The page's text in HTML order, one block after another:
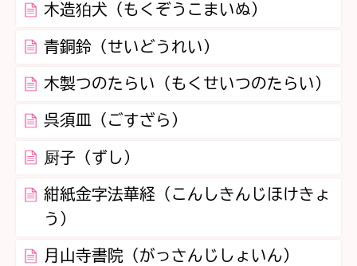
木造狛犬（もくぞうこまいぬ）
青銅鈴（せいどうれい）
木製つのたらい（もくせいつのたらい）
呉須皿（ごすざら）
厨子（ずし）
紺紙金字法華経（こんしきんじほけきょ
う）
月山寺書院（がっさんじしょいん）